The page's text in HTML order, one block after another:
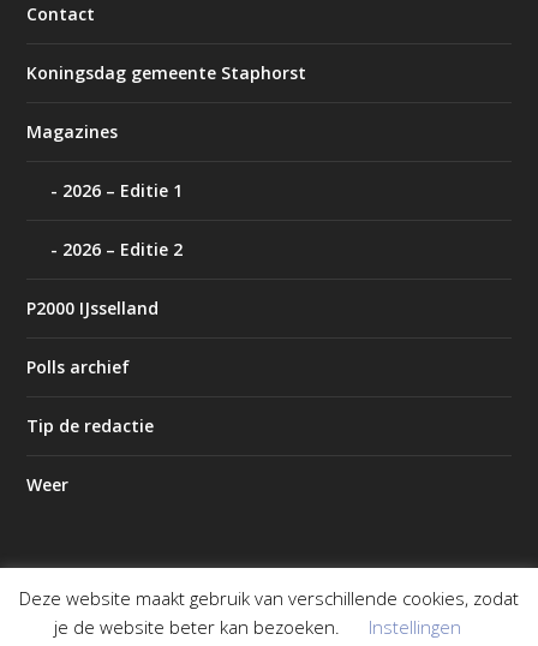
Contact
Koningsdag gemeente Staphorst
Magazines
2026 – Editie 1
2026 – Editie 2
P2000 IJsselland
Polls archief
Tip de redactie
Weer
Ontworpen doorElegant Themes | Mogelijk gemaakt door
Deze website maakt gebruik van verschillende cookies, zodat
je de website beter kan bezoeken.
Instellingen